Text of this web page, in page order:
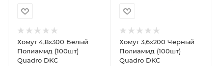
Хомут 4,8х300 Белый
Полиамид (100шт)
Quadro DKC
Хомут 3,6х200 Черный
Полиамид (100шт)
Quadro DKC